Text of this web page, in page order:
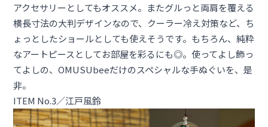
アクセサリーとしてもオススメ。またグルっと両肩を覆える
横長寸法の大判デザインなので、クーラー冷え対策など、ち
ょっとしたショールとしても使えそうです。もちろん、純粋
なアートピースとしてお部屋を彩るにも◎。使ってよし飾っ
てよしの、OMUSUbeeだけのスペシャルな手ぬぐいを、是
非。
ITEM No.3／江戸風鈴